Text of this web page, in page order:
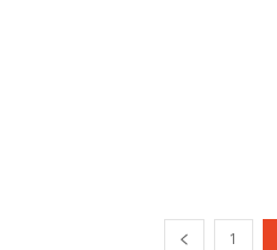
1